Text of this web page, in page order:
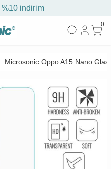
indirim
0
Microsonic Oppo A15 Nano